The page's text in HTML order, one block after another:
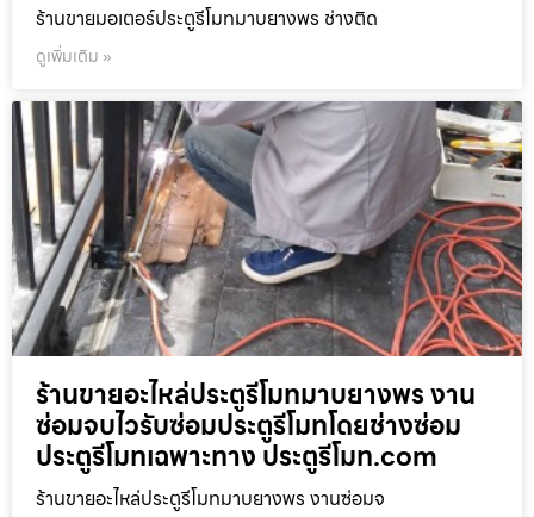
ร้านขายมอเตอร์ประตูรีโมทมาบยางพร ช่างติด
ดูเพิ่มเติม »
ร้านขายอะไหล่ประตูรีโมทมาบยางพร งาน
ซ่อมจบไวรับซ่อมประตูรีโมทโดยช่างซ่อม
ประตูรีโมทเฉพาะทาง ประตูรีโมท.com
ร้านขายอะไหล่ประตูรีโมทมาบยางพร งานซ่อมจ